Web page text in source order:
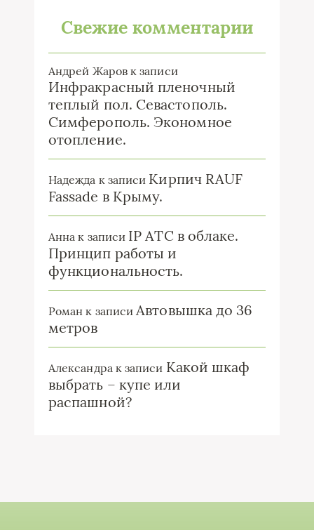
Свежие комментарии
Андрей Жаровк записи
Инфракрасный пленочный
теплый пол. Севастополь.
Симферополь. Экономное
отопление.
Надежда к записи Кирпич RAUF
Fassade в Крыму.
Анна к записи IP ATC в облаке.
Принцип работы и
функциональность.
Роман к записиАвтовышка до 36
метров
Александрак записи Какой шкаф
выбрать – купе или
распашной?